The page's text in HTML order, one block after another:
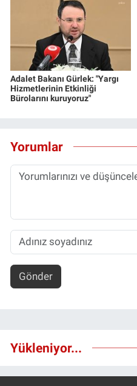
Adalet Bakanı Gürlek: "Yargı
Hizmetlerinin Etkinliği
Bürolarını kuruyoruz"
Yorumlar
Gönder
Yükleniyor...